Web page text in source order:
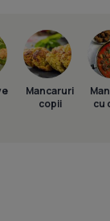
Mancaruri
copii
cu